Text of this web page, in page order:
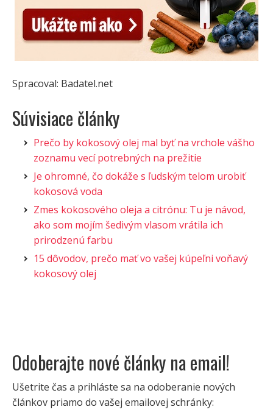
Spracoval: Badatel.net
Súvisiace články
Prečo by kokosový olej mal byť na vrchole vášho
zoznamu vecí potrebných na prežitie
Je ohromné, čo dokáže s ľudským telom urobiť
kokosová voda
Zmes kokosového oleja a citrónu: Tu je návod,
ako som mojím šedivým vlasom vrátila ich
prirodzenú farbu
15 dôvodov, prečo mať vo vašej kúpeľni voňavý
kokosový olej
Odoberajte nové články na email!
Ušetrite čas a prihláste sa na odoberanie nových
článkov priamo do vašej emailovej schránky: